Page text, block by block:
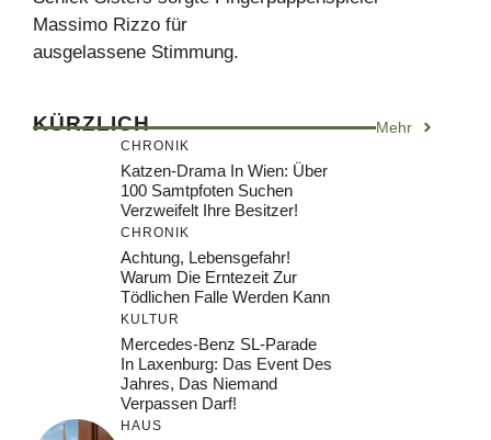
Massimo Rizzo für
ausgelassene Stimmung.
KÜRZLICH Mehr
CHRONIK
Katzen-Drama In Wien: Über
100 Samtpfoten Suchen
Verzweifelt Ihre Besitzer!
CHRONIK
Achtung, Lebensgefahr!
Warum Die Erntezeit Zur
Tödlichen Falle Werden Kann
KULTUR
Mercedes-Benz SL-Parade
In Laxenburg: Das Event Des
Jahres, Das Niemand
Verpassen Darf!
HAUS